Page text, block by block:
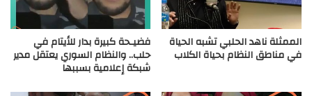
الممثلة ناهد الحلبي تشبه الحياة
في مناطق النظام بحياة الكلاب
فضيـحة كبيرة بدار للأيتام في
حلب.. والنظام السوري يعتقل مدير
شبكة إعلامية بسببها